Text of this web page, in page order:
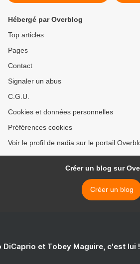
Hébergé par Overblog
Top articles
Pages
Contact
Signaler un abus
C.G.U.
Cookies et données personnelles
Préférences cookies
Voir le profil de nadia sur le portail
Créer un blog sur
Créer un blog
DiCaprio et Tobey Maguire, c'est lui